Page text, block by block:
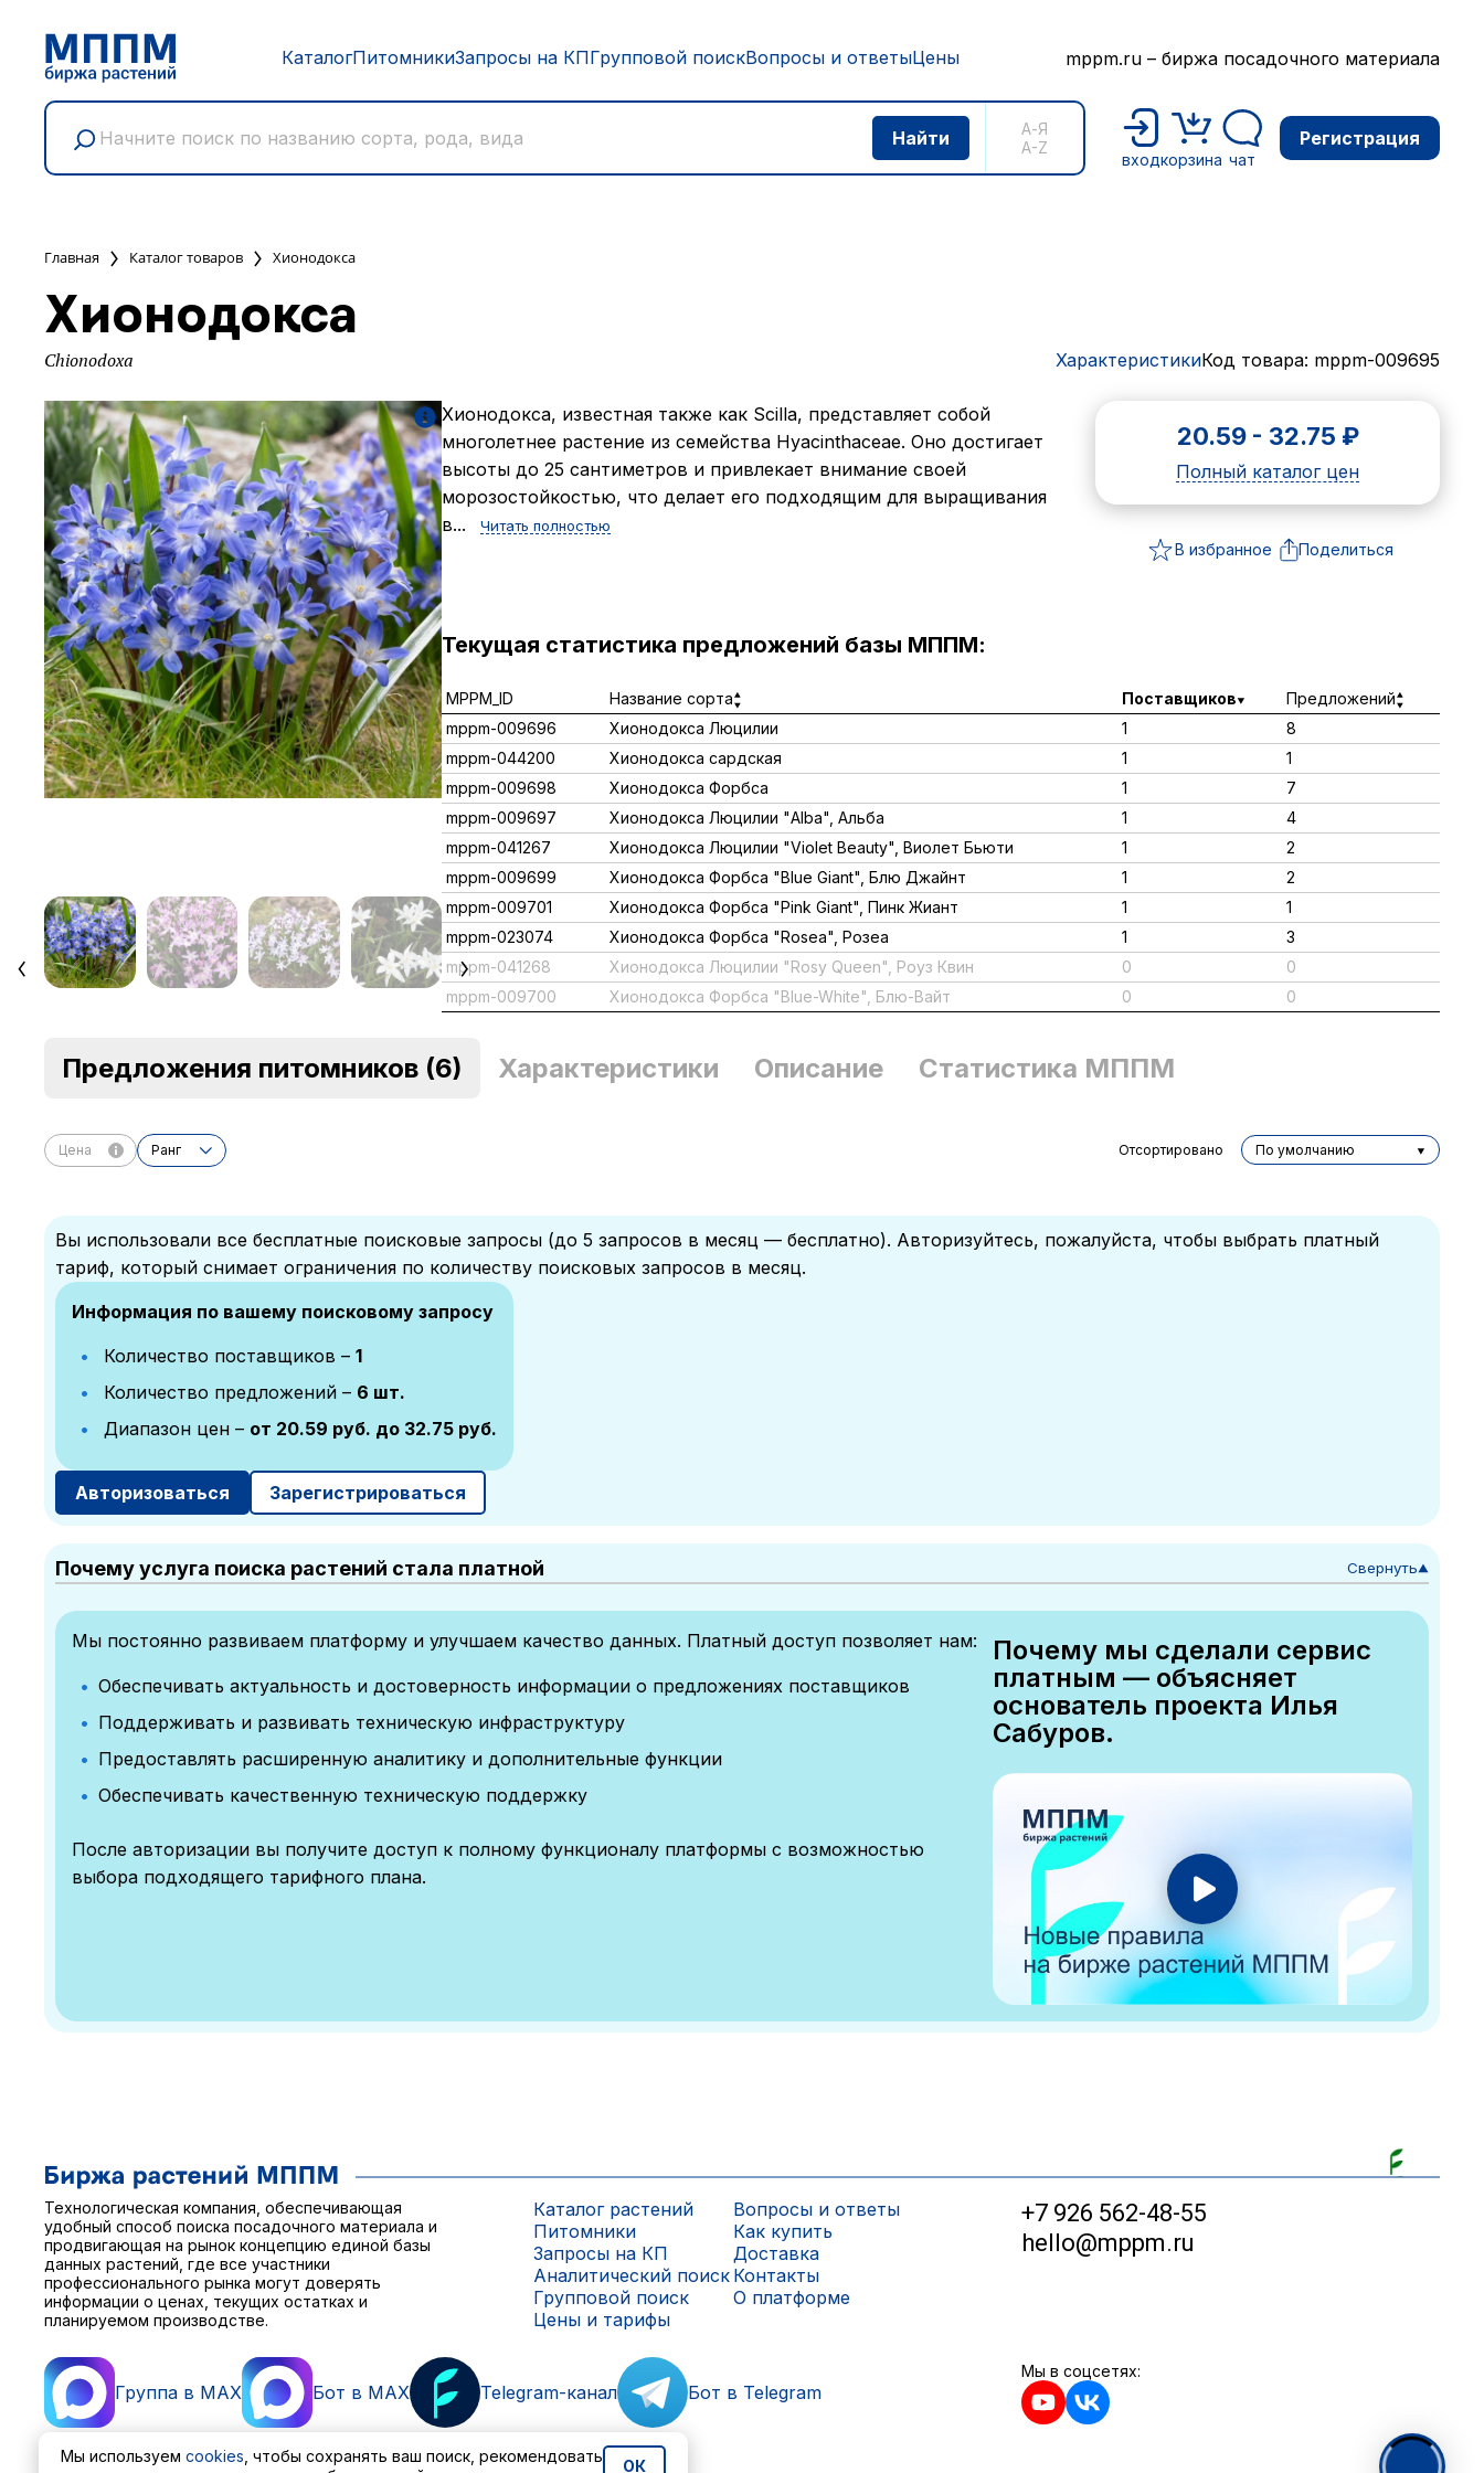
КаталогПитомникиЗапросы на КПГрупповой поискВопросы и ответыЦены mppm.ru – биржа посадочного материала
А-Я
A-Z
входкорзина чат
Регистрация
Главная Каталог товаров Хионодокса
Хионодокса
Chionodoxa ХарактеристикиКод товара: mppm-009695
Хионодокса, известная также как Scilla, представляет собой
многолетнее растение из семейства Hyacinthaceae. Оно достигает
высоты до 25 сантиметров и привлекает внимание своей
морозостойкостью, что делает его подходящим для выращивания
в...
Читать полностью
20.59- 32.75 ₽
Полный каталог цен
В избранное Поделиться
Текущая статистика предложений базы МППМ:
MPPM_ID Название сорта Поставщиков
Предложений
mppm-009696
Хионодокса Люцилии 1
8
mppm-044200
Хионодокса сардская 1
1
mppm-009698
Хионодокса Форбса 1
7
mppm-009697
Хионодокса Люцилии "Alba", Альба 1
4
mppm-041267
Хионодокса Люцилии "Violet Beauty", Виолет Бьюти 1
2
mppm-009699
Хионодокса Форбса "Blue Giant", Блю Джайнт 1
2
mppm-009701
Хионодокса Форбса "Pink Giant", Пинк Жиант 1
1
mppm-023074
Хионодокса Форбса "Rosea", Розеа 1
3
mppm-041268
Хионодокса Люцилии "Rosy Queen", Роуз Квин 0
0
mppm-009700
Хионодокса Форбса "Blue-White", Блю-Вайт 0 0
Предложения питомников (6) Характеристики Описание Статистика МППМ
Цена Ранг Отсортировано По умолчанию
Вы использовали все бесплатные поисковые запросы (до 5 запросов в месяц — бесплатно). Авторизуйтесь, пожалуйста, чтобы выбрать платный
тариф, который снимает ограничения по количеству поисковых запросов в месяц.
Информация по вашему поисковому запросу
Количество поставщиков – 1
Количество предложений – 6 шт.
Диапазон цен – от 20.59 руб. до 32.75 руб.
Авторизоваться Зарегистрироваться
Почему услуга поиска растений стала платной Свернуть▼
Мы постоянно развиваем платформу и улучшаем качество данных. Платный доступ позволяет нам:
Обеспечивать актуальность и достоверность информации о предложениях поставщиков
Поддерживать и развивать техническую инфраструктуру
Предоставлять расширенную аналитику и дополнительные функции
Обеспечивать качественную техническую поддержку
После авторизации вы получите доступ к полному функционалу платформы с возможностью
выбора подходящего тарифного плана.
Почему мы сделали сервис
платным — объясняет
основатель проекта Илья
Сабуров.
Технологическая компания, обеспечивающая
удобный способ поиска посадочного материала и
продвигающая на рынок концепцию единой базы
данных растений, где все участники
профессионального рынка могут доверять
информации о ценах, текущих остатках и
планируемом производстве.
Каталог растений
Питомники
Запросы на КП
Аналитический поиск
Групповой поиск
Цены и тарифы
Вопросы и ответы
Как купить
Доставка
Контакты
О платформе
+7 926 562-48-55
hello@mppm.ru
Группа в MAX Бот в MAX Telegram-канал Бот в Telegram
Мы в соцсетях:
Мы используем cookies , чтобы сохранять ваш поиск, рекомендовать
ОК